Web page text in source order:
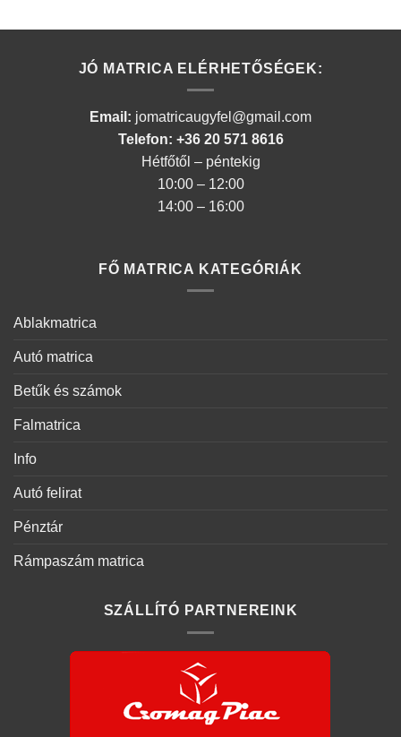
JÓ MATRICA ELÉRHETŐSÉGEK:
Email: jomatricaugyfel@gmail.com
Telefon: +36 20 571 8616
Hétfőtől – péntekig
10:00 – 12:00
14:00 – 16:00
FŐ MATRICA KATEGÓRIÁK
Ablakmatrica
Autó matrica
Betűk és számok
Falmatrica
Info
Autó felirat
Pénztár
Rámpaszám matrica
SZÁLLÍTÓ PARTNEREINK